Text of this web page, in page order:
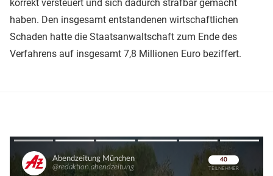
korrekt versteuert und sich dadurch strafbar gemacht
haben. Den insgesamt entstandenen wirtschaftlichen
Schaden hatte die Staatsanwaltschaft zum Ende des
Verfahrens auf insgesamt 7,8 Millionen Euro beziffert.
Überspringen